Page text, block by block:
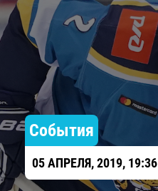
События
05 АПРЕЛЯ, 2019, 19:36